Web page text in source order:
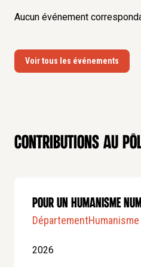
Aucun événement
Voir tous les événements
Contributions au
POUR UN HUMANISME
Département
2026